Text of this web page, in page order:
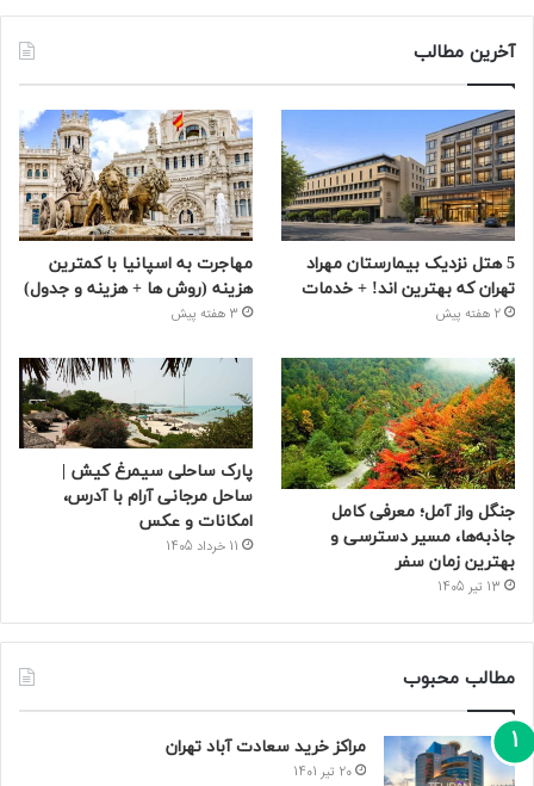
آخرین مطالب
5 هتل نزدیک بیمارستان مهراد
تهران که بهترین‌ اند! + خدمات
2 هفته پیش
مهاجرت به اسپانیا با کمترین
هزینه (روش ها + هزینه و جدول)
3 هفته پیش
جنگل واز آمل؛ معرفی کامل
جاذبه‌ها، مسیر دسترسی و
بهترین زمان سفر
13 تیر 1405
پارک ساحلی سیمرغ کیش |
ساحل مرجانی آرام با آدرس،
امکانات و عکس
11 خرداد 1405
مطالب محبوب
مراکز خرید سعادت‌ آباد تهران
20 تیر 1401